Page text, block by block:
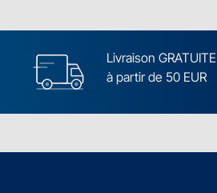
Livraison GRATUITE
à partir de 50 EUR